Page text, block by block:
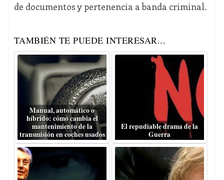
de documentos y pertenencia a banda criminal.
TAMBIÉN TE PUEDE INTERESAR...
Manual, automático o
híbrido: cómo cambia el
mantenimiento de la
transmisión en coches usados
El repudiable drama de la
Guerra